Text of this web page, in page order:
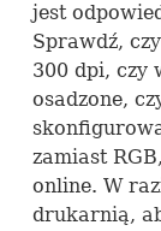
jest
Sprawdź,
300 dpi, czy
osadzone,
zamiast RGB
online. W
drukarnią,